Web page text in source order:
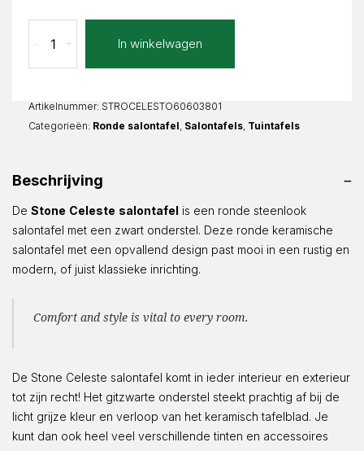
Celeste
Rond
+
- In winkelwagen
Artikelnummer: STROCELESTO60603801
Categorieën: Ronde salontafel Salontafels Tuintafels
Beschrijving
De Stone Celeste salontafel is een ronde steenlook
salontafel met een zwart onderstel. Deze ronde keramische
salontafel met een opvallend design past mooi in een rustig en
modern, of juist klassieke inrichting.
Comfort and style is vital to every room.
De Stone Celeste salontafel komt in ieder interieur en exterieur
tot zijn recht! Het gitzwarte onderstel steekt prachtig af bij de
licht grijze kleur en verloop van het keramisch tafelblad. Je
kunt dan ook heel veel verschillende tinten en accessoires